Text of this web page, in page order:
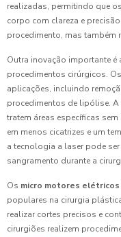
realizadas, permitindo que
corpo com clareza e
procedimento, mas também
Outra inovação importante é
procedimentos cirúrgicos.
aplicações, incluindo
procedimentos de lipólise.
tratem áreas específicas
em menos cicatrizes e um
a tecnologia a laser pode
sangramento durante a
Os micro motores elétricos
populares na cirurgia
realizar cortes precisos e
cirurgiões realizem